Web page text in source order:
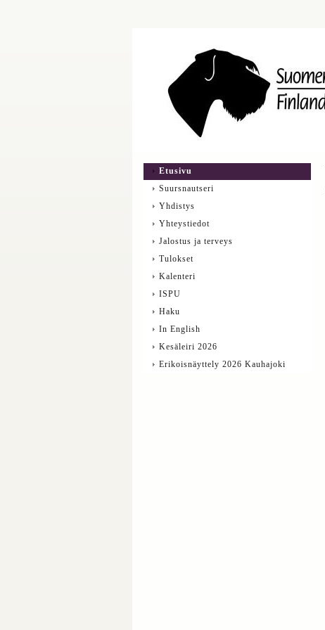
Etusivu
Suursnautseri
Yhdistys
Yhteystiedot
Jalostus ja terveys
Tulokset
Kalenteri
ISPU
Haku
In English
Kesäleiri 2026
Erikoisnäyttely 2026 Kauhajoki